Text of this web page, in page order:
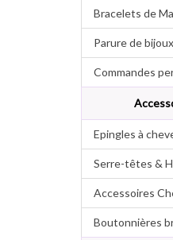
Bracelets de
Parure de
Commandes
Epingles à
Serre-têtes &
Accessoires
Boutonnières